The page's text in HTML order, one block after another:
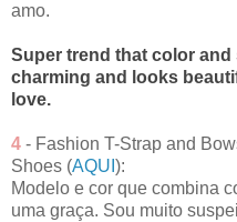
amo.
Super trend that color
charming and looks
love.
4 - Fashion T-Strap and
Shoes (AQUI ):
Modelo e cor que combina
uma graça. Sou muito